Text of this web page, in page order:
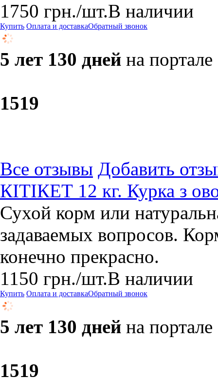
1750 грн./шт.В наличии
Купить Оплата и доставкаОбратный звонок
5 лет 130 дней на портале
1519
Все отзывы Добавить
КІТІКЕТ 12 кг. Курка з
Сухой корм или
задаваемых вопросов.
конечно прекрасно.
1150 грн./шт.В наличии
Купить Оплата и доставкаОбратный звонок
5 лет 130 дней на портале
1519